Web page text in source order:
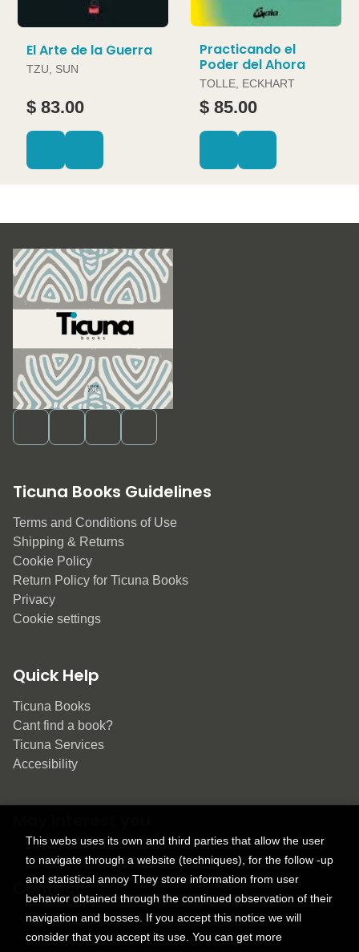
El Arte de la Guerra
TZU, SUN
$ 83.00
Practicando el
Poder del Ahora
TOLLE, ECKHART
$ 85.00
Ticuna Books Guidelines
Terms and Conditions of Use
Shipping & Returns
Cookie Policy
Return Policy for Ticuna Books
Privacy
Cookie settings
Quick Help
Ticuna Books
Cant find a book?
Ticuna Services
Accesibility
Contact
9150 Tahoma St.
+1 614-707-9934
This webs uses its own and third parties that allow the user
to navigate through a website (techniques), for the follow -up
and statistical annoy They store information from user
behavior obtained through the continued observation of their
navigation and bosses. If you accept this notice we will
consider that you accept its use. You can get more